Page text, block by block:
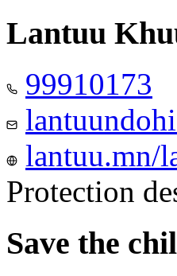
Lantuu
99910173
lantuu.mn/
Protection
Save the